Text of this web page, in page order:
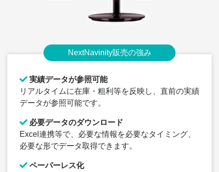
NextNavinity販売の強み
実績データが参照可能
リアルタイムに在庫・粗利等を反映し、直前の実績
データが参照可能です。
必要データのダウンロード
Excel連携等で、必要な情報を必要なタイミング、
必要な形でデータ取得できます。
ペーパーレス化